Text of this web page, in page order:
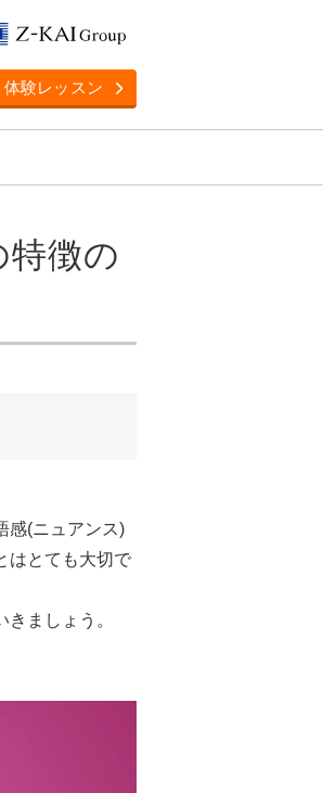
体験レッスン
徴の
感(ニュアンス)
はとても大切で
ましょう。